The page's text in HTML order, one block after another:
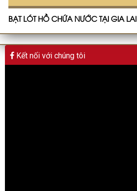
BẠT LÓT HỒ CHỨA NƯỚC TẠI GIA LAI
Kết nối với chúng tôi